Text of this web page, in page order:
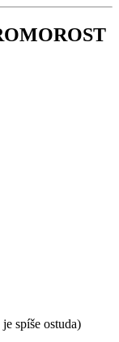
spíše ostuda)